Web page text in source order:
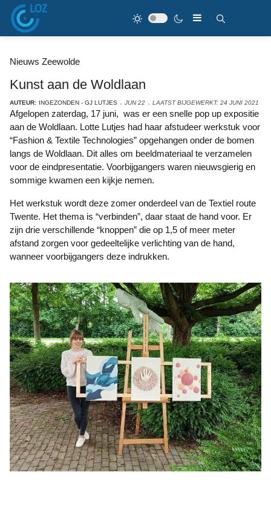
Nieuws Zeewolde
Kunst aan de Woldlaan
AUTEUR: INGEZONDEN - GJ LUTJES JUN 22 LAATST BIJGEWERKT: 24 JUNI 2021
Afgelopen zaterdag, 17 juni, was er een snelle pop up expositie
aan de Woldlaan. Lotte Lutjes had haar afstudeer werkstuk voor
“Fashion & Textile Technologies” opgehangen onder de bomen
langs de Woldlaan. Dit alles om beeldmateriaal te verzamelen
voor de eindpresentatie. Voorbijgangers waren nieuwsgierig en
sommige kwamen een kijkje nemen.
Het werkstuk wordt deze zomer onderdeel van de Textiel route
Twente. Het thema is “verbinden”, daar staat de hand voor. Er
zijn drie verschillende “knoppen” die op 1,5 of meer meter
afstand zorgen voor gedeeltelijke verlichting van de hand,
wanneer voorbijgangers deze indrukken.